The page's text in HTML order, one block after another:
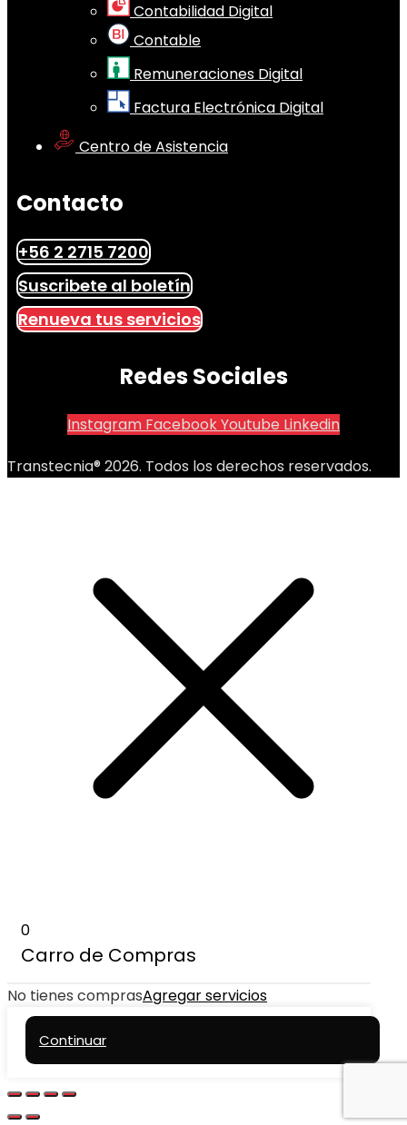
Contabilidad Digital
Contable
Remuneraciones Digital
Factura Electrónica Digital
Centro de Asistencia
Contacto
+56 2 2715 7200
Suscribete al boletín
Renueva tus servicios
Redes Sociales
Instagram FacebookYoutube Linkedin
Transtecnia® 2026. Todos los derechos reservados.
0
Carro de Compras
No tienes comprasAgregar servicios
Continuar